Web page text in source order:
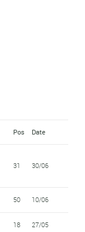
Pos Date
31 30/06
50 10/06
18 27/05